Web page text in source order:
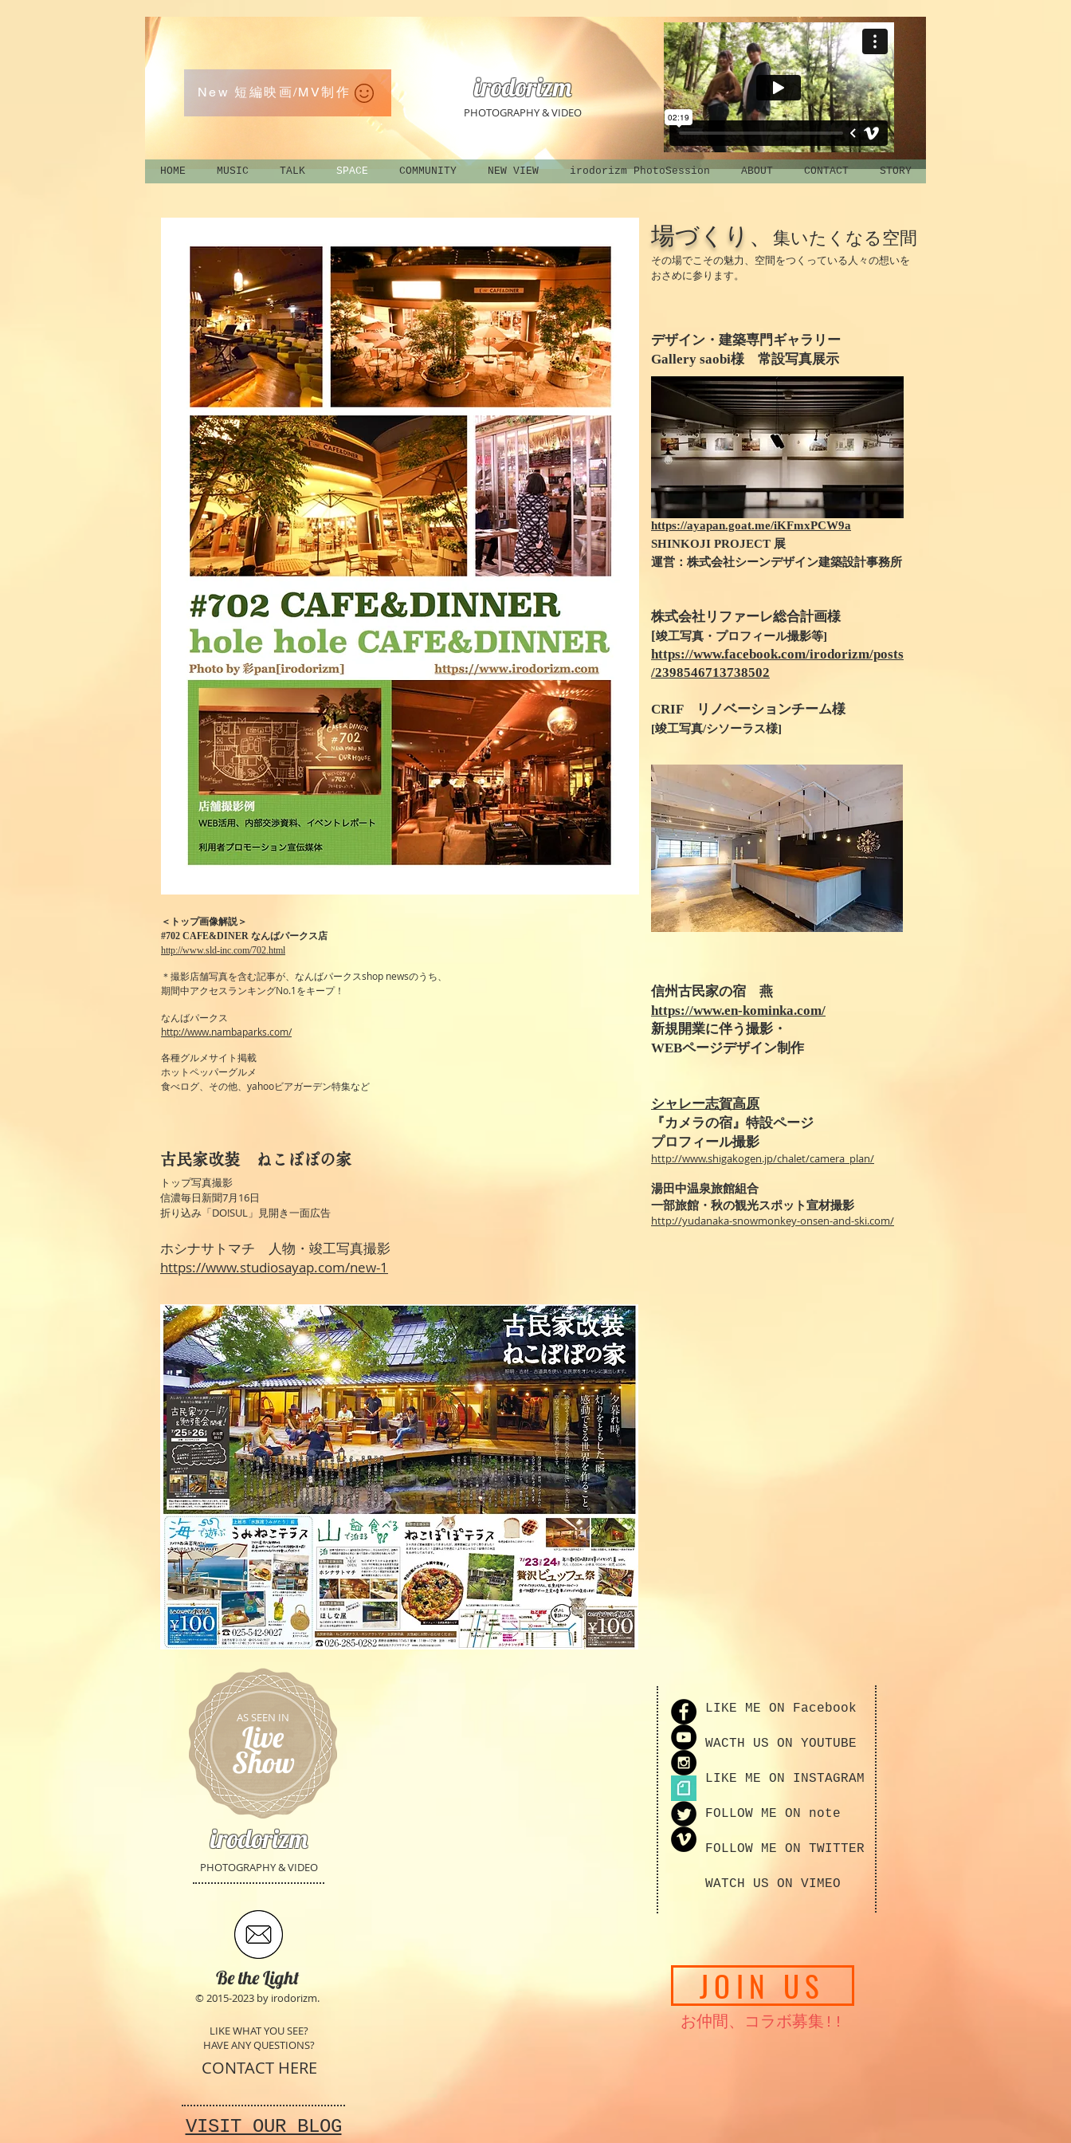
irodorizm
PHOTOGRAPHY & VIDEO
HOME MUSIC TALK SPACE COMMUNITY NEW VIEW irodorizm PhotoSession ABOUT CONTACT STORY
New 短編映画/MV制作
＜トップ画像解説＞
#702 CAFE&DINER なんばパークス店
http://www.sld-inc.com/702.html
＊撮影店舗写真を含む記事が、なんばパークスshop newsのうち、
期間中アクセスランキングNo.1をキープ！
なんばパークス
http://www.nambaparks.com/
各種グルメサイト掲載
ホットペッパーグルメ
食べログ、その他、yahooビアガーデン特集など
古民家改装 ねこぽぽの家
トップ写真撮影
信濃毎日新聞7月16日
折り込み「DO!SUL」見開き一面広告
ホシナサトマチ 人物・竣工写真撮影
https://www.studiosayap.com/new-1
場づくり 、 集いたくなる空間
その場でこその魅力、空間をつくっている人々の想いを
おさめに参ります。
デザイン・建築専門ギャラリー
Gallery saobi様 常設写真展示
https://ayapan.goat.me/iKFmxPCW9a
SHINKOJI PROJECT 展
​運営：株式会社シーンデザイン建築設計事務所
株式会社リファーレ総合計画様
[竣工写真・プロフィール撮影等]
https://www.facebook.com/irodorizm/posts
/2398546713738502
CRIF リノベーションチーム様
[竣工写真/シソーラス様]
信州古民家の宿 燕
https://www.en-kominka.com/
新規開業に伴う撮影・
WEBページデザイン制作
シャレー志賀高原
『カメラの宿』特設ページ
プロフィール撮影
http://www.shigakogen.jp/chalet/camera_plan/
湯田中温泉旅館組合
一部旅館・秋の観光スポット宣材撮影
http://yudanaka-snowmonkey-onsen-and-ski.com/
AS SEEN IN
Live
Show
irodorizm
PHOTOGRAPHY & VIDEO
Be the Light
© 2015-2023 by irodorizm.
LIKE WHAT YOU SEE?
HAVE ANY QUESTIONS?
CONTACT HERE
LIKE ME ON Facebook
WACTH US ON YOUTUBE
LIKE ME ON INSTAGRAM
FOLLOW ME ON note
FOLLOW ME ON TWITTER
WATCH US ON VIMEO
JOIN US
​お仲間、コラボ募集!!
VISIT OUR BLOG